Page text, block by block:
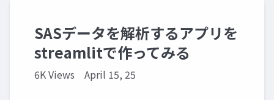
SASデータを解析するアプリを
streamlitで作ってみる
6K Views April 15, 25